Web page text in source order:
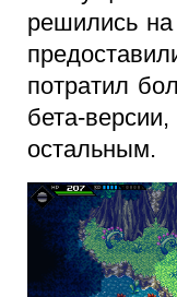
решились
потратил
бета-
остальным.